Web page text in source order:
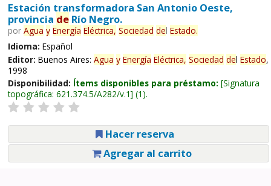
Estación transformadora San Antonio Oeste,
provincia deRío Negro.
por Agua y Energía Eléctrica, Sociedad del Estado.
Idioma: Español
Editor: Buenos Aires: Agua y Energía Eléctrica, Sociedad del Estado,
1998
Disponibilidad: Ítems disponibles para préstamo: Signatura
topográfica: 621.374.5/A282/v.1 (1).
Hacer reserva
Agregar al carrito